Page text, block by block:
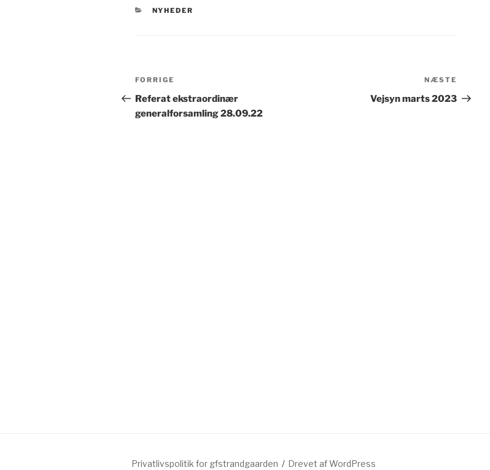
KATEGORIER
NYHEDER
Indlægsnavigation
Forrige
indlæg
FORRIGE
Referat ekstraordinær
generalforsamling 28.09.22
indlæg
NÆSTE
Vejsyn marts 2023
Privatlivspolitik for gfstrandgaarden Drevet af WordPress